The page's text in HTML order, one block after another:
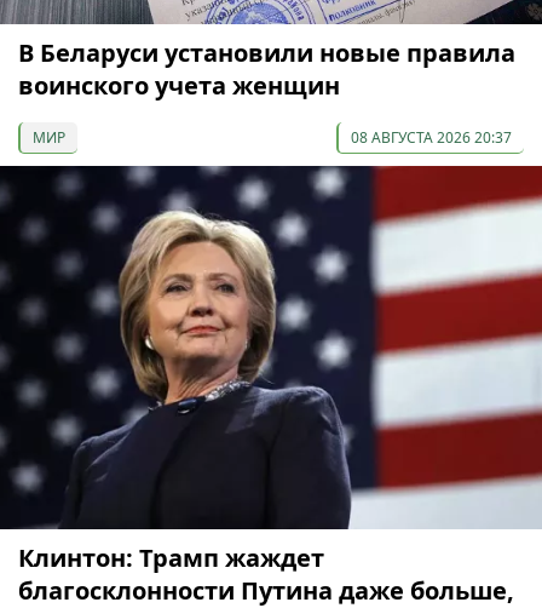
В Беларуси установили новые правила
воинского учета женщин
МИР 08 АВГУСТА 2026 20:37
Клинтон: Трамп жаждет
благосклонности Путина даже больше,